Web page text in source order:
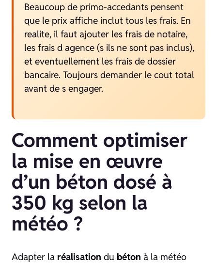
Beaucoup de primo-accedants pensent
que le prix affiche inclut tous les frais. En
realite, il faut ajouter les frais de notaire,
les frais d agence (s ils ne sont pas inclus),
et eventuellement les frais de dossier
bancaire. Toujours demander le cout total
avant de s engager.
Comment optimiser
la mise en œuvre
d’un béton dosé à
350 kg selon la
météo ?
Adapter la réalisation du béton à la météo